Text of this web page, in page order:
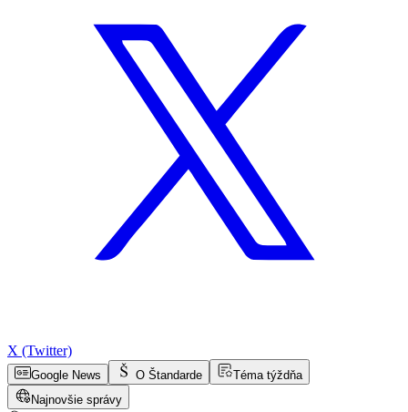
X (Twitter)
Google News O Štandarde
Téma týždňa
Najnovšie správy